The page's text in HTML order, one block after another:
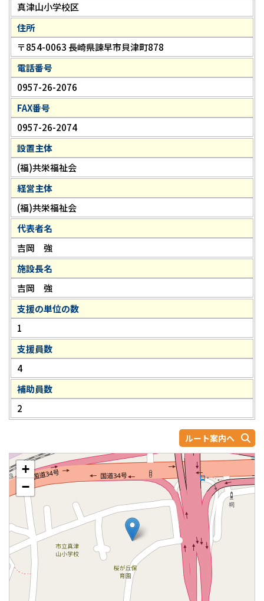
真津山小学校区
住所
〒854-0063 長崎県諫早市貝津町878
電話番号
0957-26-2076
FAX番号
0957-26-2074
設置主体
(福)共栄福祉会
経営主体
(福)共栄福祉会
代表者名
吉岡 強
施設長名
吉岡 強
支援の単位の数
1
支援員数
4
補助員数
2
ルート案内へ
+
−